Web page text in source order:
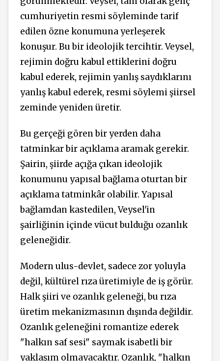
cumhuriyetin resmi söyleminde tarif
edilen özne konumuna yerleşerek
konuşur. Bu bir ideolojik tercihtir. Veysel,
rejimin doğru kabul ettiklerini doğru
kabul ederek, rejimin yanlış saydıklarını
yanlış kabul ederek, resmi söylemi şiirsel
zeminde yeniden üretir.
Bu gerçeği gören bir yerden daha
tatminkar bir açıklama aramak gerekir.
Şairin, şiirde açığa çıkan ideolojik
konumunu yapısal bağlama oturtan bir
açıklama tatminkâr olabilir. Yapısal
bağlamdan kastedilen, Veysel'in
şairliğinin içinde vücut bulduğu ozanlık
geleneğidir.
Modern ulus-devlet, sadece zor yoluyla
değil, kültürel rıza üretimiyle de iş görür.
Halk şiiri ve ozanlık geleneği, bu rıza
üretim mekanizmasının dışında değildir.
Ozanlık geleneğini romantize ederek
"halkın saf sesi" saymak isabetli bir
yaklaşım olmayacaktır. Ozanlık, "halkın